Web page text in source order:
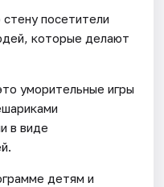
посетители
которые делают
уморительные игры
в виде
детям и